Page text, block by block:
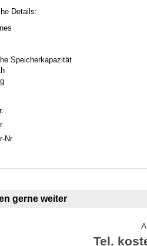
Details:
Speicherkapazität
Nr.
gerne weiter
Tel.